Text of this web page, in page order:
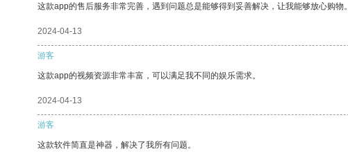
这款app的售后服务非常完善，遇到问题总是能够得到妥善解决，让我能够放心购物。
2024-04-13
游客
这款app的视频资源非常丰富，可以满足我不同的娱乐需求。
2024-04-13
游客
这款软件简直是神器，解决了我所有问题。